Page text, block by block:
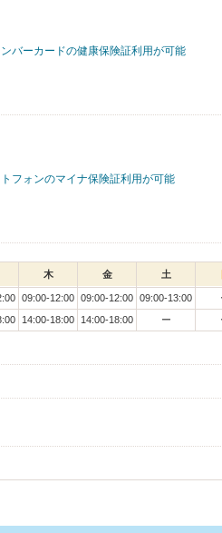
バーカードの健康保険証利用が可能
フォンのマイナ保険証利用が可能
木 金 土
09:00-12:00 09:00-12:00 09:00-13:00
14:00-18:00 14:00-18:00 ー